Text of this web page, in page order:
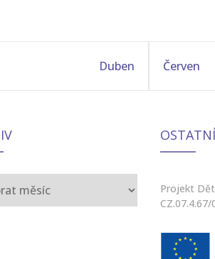
Duben Červen
OSTATNÍ
Projekt